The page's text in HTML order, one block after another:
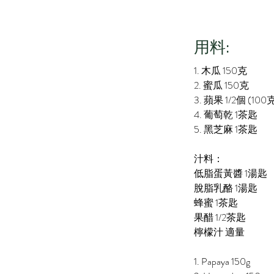
​用料:
1. 木瓜 150克
2. 蜜瓜 150克
3. 蘋果 1/2個 (100
4. 葡萄乾 1茶匙
5. 黑芝麻 1茶匙
汁料：
低脂蛋黃醬 1湯匙
脫脂乳酪 1湯匙
蜂蜜 1茶匙
果醋 1/2茶匙
檸檬汁 適量
1. Papaya 150g